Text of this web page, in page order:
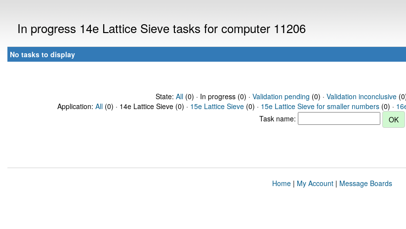
In progress 14e Lattice Sieve tasks for computer 11206
No tasks to display
State: All(0) · In progress (0) · Validation pending (0) · Validation inconclusive
Application: All (0) · 14e Lattice Sieve (0) · 15e Lattice Sieve (0) · 15e Lattice Sieve for smaller numbers (0) ·
Task name:
Home| My Account| Message Boards